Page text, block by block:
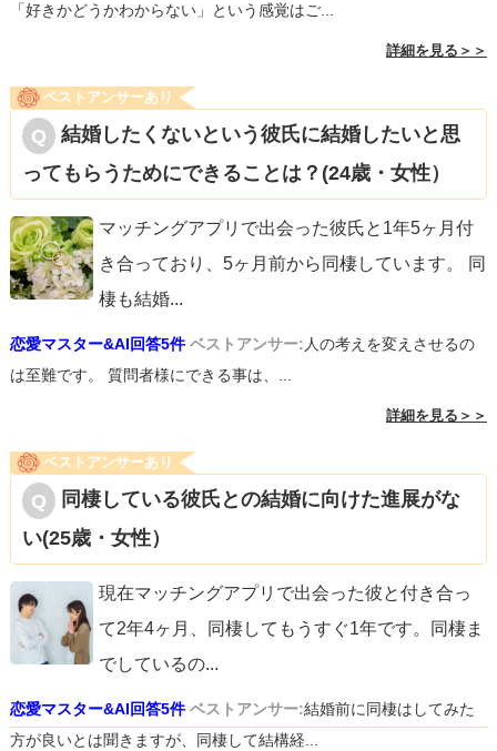
「好きかどうかわからない」という感覚はご...
詳細を見る＞＞
ベストアンサーあり
結婚したくないという彼氏に結婚したいと思
ってもらうためにできることは？(24歳・女性）
マッチングアプリで出会った彼氏と1年5ヶ月付
き合っており、5ヶ月前から同棲しています。 同
棲も結婚...
恋愛マスター&AI回答5件 ベストアンサー:人の考えを変えさせるの
は至難です。 質問者様にできる事は、...
詳細を見る＞＞
ベストアンサーあり
同棲している彼氏との結婚に向けた進展がな
い(25歳・女性）
現在マッチングアプリで出会った彼と付き合っ
て2年4ヶ月、同棲してもうすぐ1年です。同棲ま
でしているの...
恋愛マスター&AI回答5件 ベストアンサー:結婚前に同棲はしてみた
方が良いとは聞きますが、同棲して結構経...